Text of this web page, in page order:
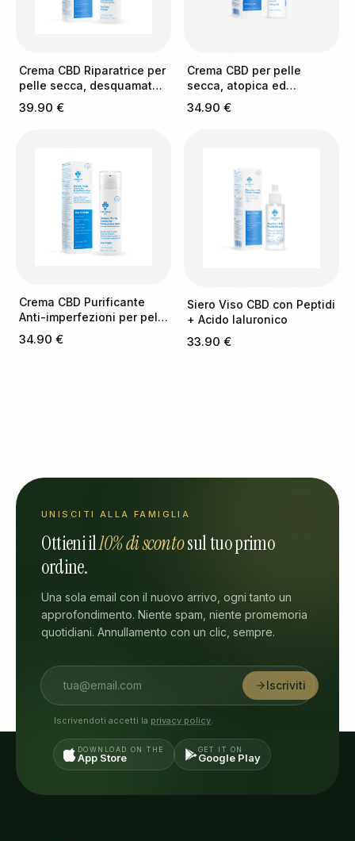
Crema CBD Riparatrice per
pelle secca, desquamata
e a tendenza psoriasica
39.90 €
Crema CBD per pelle
secca, atopica ed
eczematosa
34.90 €
Crema CBD Purificante
Anti-imperfezioni per pelli
a tendenza acneica
34.90 €
Siero Viso CBD con Peptidi
+ Acido Ialuronico
33.90 €
UNISCITI ALLA FAMIGLIA
Ottieni il10% di scontosul tuo primo
ordine.
Una sola email con il nuovo arrivo, ogni tanto un
approfondimento. Niente spam, niente promemoria
quotidiani. Annullamento con un clic, sempre.
Iscriviti
Iscrivendoti accetti la privacy policy
DOWNLOAD ON THE
App Store
GET IT ON
Google Play